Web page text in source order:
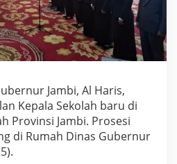
Jambi, Al Haris,
Kepala Sekolah baru di
Provinsi Jambi. Prosesi
di Rumah Dinas Gubernur